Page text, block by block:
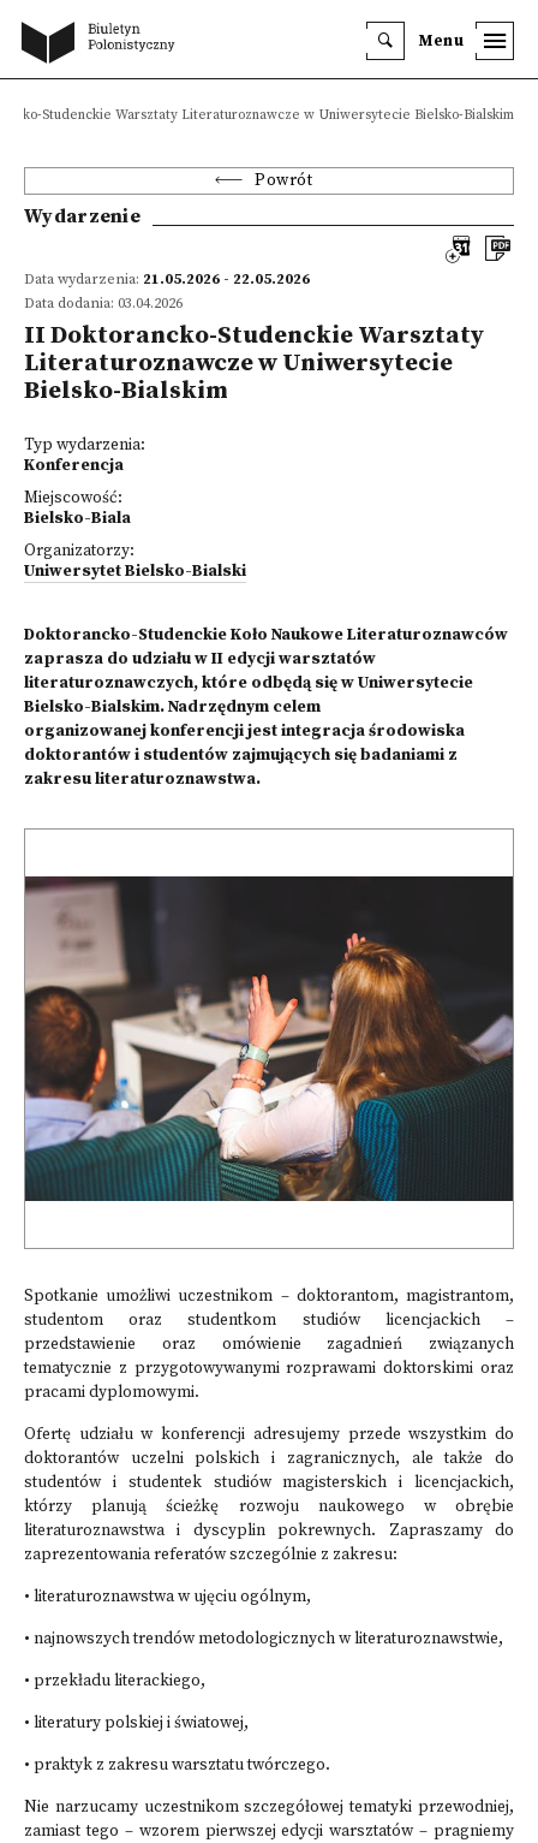
Menu
Studenckie Warsztaty Literaturoznawcze w Uniwersytecie Bielsko-Bialskim
Powrót
Wydarzenie
Data wydarzenia: 21.05.2026 - 22.05.2026
Data dodania: 03.04.2026
II Doktorancko-Studenckie Warsztaty
Literaturoznawcze w Uniwersytecie
Bielsko-Bialskim
Typ wydarzenia:
Konferencja
Miejscowość:
Bielsko-Biala
Organizatorzy:
Uniwersytet Bielsko-Bialski
Doktorancko-Studenckie Koło Naukowe Literaturoznawców
zaprasza do udziału w II edycji warsztatów
literaturoznawczych, które odbędą się w Uniwersytecie
Bielsko-Bialskim. Nadrzędnym celem
organizowanej konferencji jest integracja środowiska
doktorantów i studentów zajmujących się badaniami z
zakresu literaturoznawstwa.
Spotkanie umożliwi uczestnikom – doktorantom, magistrantom,
studentom oraz studentkom studiów licencjackich –
przedstawienie oraz omówienie zagadnień związanych
tematycznie z przygotowywanymi rozprawami doktorskimi oraz
pracami dyplomowymi.
Ofertę udziału w konferencji adresujemy przede wszystkim do
doktorantów uczelni polskich i zagranicznych, ale także do
studentów i studentek studiów magisterskich i licencjackich,
którzy planują ścieżkę rozwoju naukowego w obrębie
literaturoznawstwa i dyscyplin pokrewnych. Zapraszamy do
zaprezentowania referatów szczególnie z zakresu:
• literaturoznawstwa w ujęciu ogólnym,
• najnowszych trendów metodologicznych w literaturoznawstwie,
• przekładu literackiego,
• literatury polskiej i światowej,
• praktyk z zakresu warsztatu twórczego.
Nie narzucamy uczestnikom szczegółowej tematyki przewodniej,
zamiast tego – wzorem pierwszej edycji warsztatów – pragniemy